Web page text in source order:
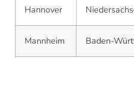
Hannover
Mannheim Baden-